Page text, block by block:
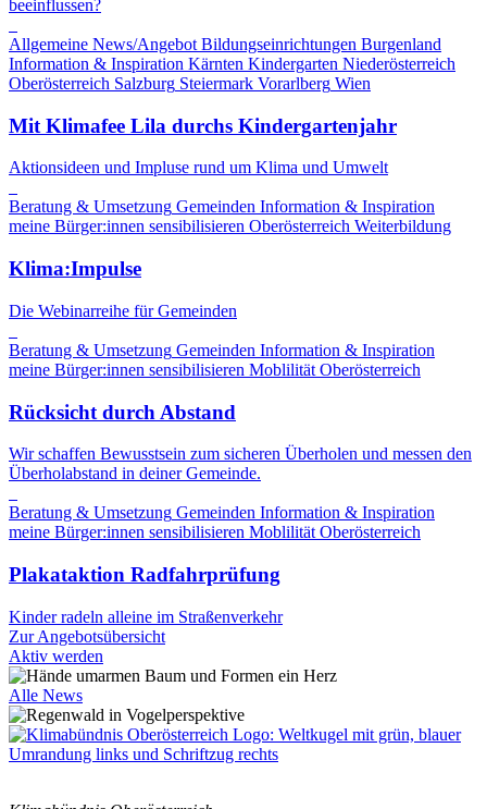
beeinflussen?
Allgemeine News/Angebot Bildungseinrichtungen Burgenland
Information & Inspiration Kärnten Kindergarten Niederösterreich
Oberösterreich Salzburg Steiermark Vorarlberg Wien
Mit Klimafee Lila durchs Kindergartenjahr
Aktionsideen und Impluse rund um Klima und Umwelt
Beratung & Umsetzung Gemeinden Information & Inspiration
meine Bürger:innen sensibilisieren Oberösterreich Weiterbildung
Klima:Impulse
Die Webinarreihe für Gemeinden
Beratung & Umsetzung Gemeinden Information & Inspiration
meine Bürger:innen sensibilisieren Moblilität Oberösterreich
Rücksicht durch Abstand
Wir schaffen Bewusstsein zum sicheren Überholen und messen den
Überholabstand in deiner Gemeinde.
Beratung & Umsetzung Gemeinden Information & Inspiration
meine Bürger:innen sensibilisieren Moblilität Oberösterreich
Plakataktion Radfahrprüfung
Kinder radeln alleine im Straßenverkehr
Zur Angebotsübersicht
Aktiv werden
Alle News